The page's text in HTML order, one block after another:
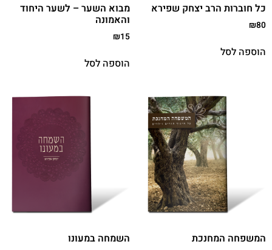
כל חוברות הרב יצחק שפירא
₪80
הוספה לסל
מבוא השער – לשער היחוד
והאמונה
₪15
הוספה לסל
המשפחה המחנכת השמחה במעונו